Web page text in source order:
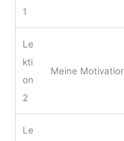
1
Le
kti
on
2
Meine
Le